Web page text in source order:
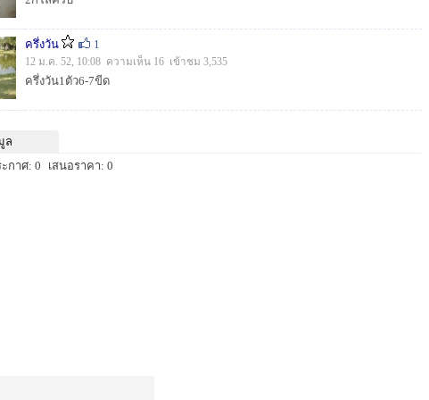
ครึ่งวัน 1
12 ม.ค. 52, 10:08 ความเห็น 16 เข้าชม 3,535
ครึ่งวัน1ตัว6-7ขีด
ล
กาศ: 0 เสนอราคา: 0